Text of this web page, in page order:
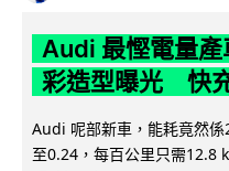
Audi 最慳電量
彩造型曝光 快
Audi 呢部新車，能耗竟然
至0.24，每百公里只需12.8